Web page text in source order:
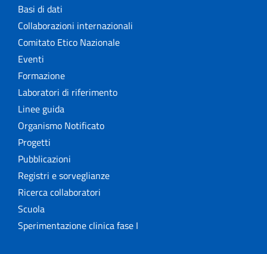
Basi di dati
Collaborazioni internazionali
Comitato Etico Nazionale
Eventi
Formazione
Laboratori di riferimento
Linee guida
Organismo Notificato
Progetti
Pubblicazioni
Registri e sorveglianze
Ricerca collaboratori
Scuola
Sperimentazione clinica fase I